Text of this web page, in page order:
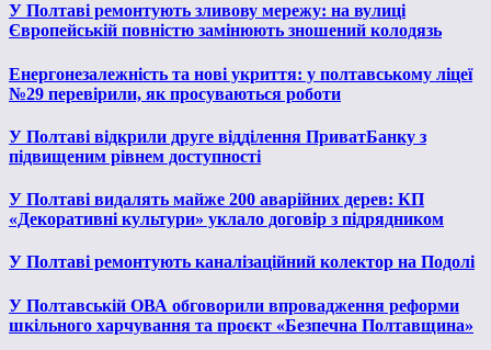
У Полтаві ремонтують зливову мережу: на вулиці
Європейській повністю замінюють зношений колодязь
Енергонезалежність та нові укриття: у полтавському ліцеї
№29 перевірили, як просуваються роботи
У Полтаві відкрили друге відділення ПриватБанку з
підвищеним рівнем доступності
У Полтаві видалять майже 200 аварійних дерев: КП
«Декоративні культури» уклало договір з підрядником
У Полтаві ремонтують каналізаційний колектор на Подолі
У Полтавській ОВА обговорили впровадження реформи
шкільного харчування та проєкт «Безпечна Полтавщина»